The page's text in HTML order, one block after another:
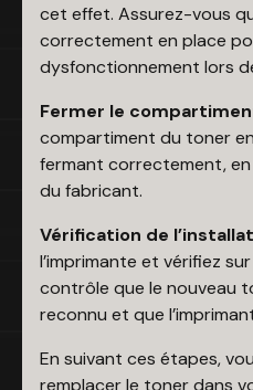
cet effet. Assurez-vous
correctement en place
dysfonctionnement lors
Fermer le
compartiment du toner
fermant correctement,
du fabricant.
Vérification de
l’imprimante et vérifiez
contrôle que le nouveau
reconnu et que
En suivant ces étapes,
remplacer le toner dans